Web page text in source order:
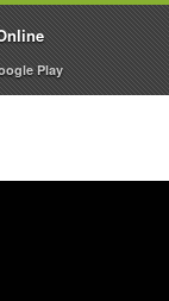
Assine
Play